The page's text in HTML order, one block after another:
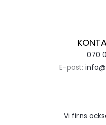
070
E-post:
Vi finns